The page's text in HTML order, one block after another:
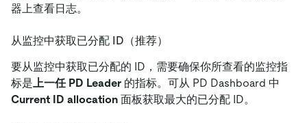
器上查看日志。
从监控中获取已分配 ID（推荐）
要从监控中获取已分配的 ID，需要确保你所查看的监控指
标是上一任 PD Leader 的指标。可从 PD Dashboard 中
Current ID allocation 面板获取最大的已分配 ID。